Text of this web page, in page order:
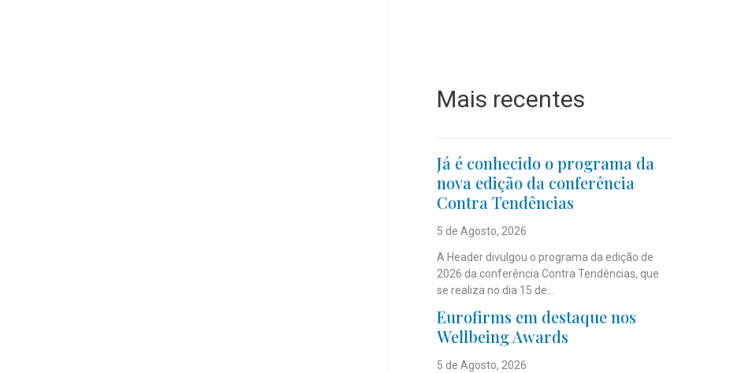
Mais recentes
Já é conhecido o programa da
nova edição da conferência
Contra Tendências
5 de Agosto, 2026
A Header divulgou o programa da edição de
2026 da conferência Contra Tendências, que
se realiza no dia 15 de...
Eurofirms em destaque nos
Wellbeing Awards
5 de Agosto, 2026